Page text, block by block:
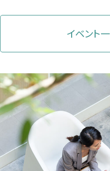
イベント